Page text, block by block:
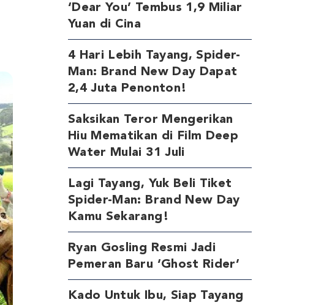
‘Dear You’ Tembus 1,9 Miliar
Yuan di Cina
4 Hari Lebih Tayang, Spider-
Man: Brand New Day Dapat
2,4 Juta Penonton!
Saksikan Teror Mengerikan
Hiu Mematikan di Film Deep
Water Mulai 31 Juli
Lagi Tayang, Yuk Beli Tiket
Spider-Man: Brand New Day
Kamu Sekarang!
Ryan Gosling Resmi Jadi
Pemeran Baru ‘Ghost Rider’
Kado Untuk Ibu, Siap Tayang